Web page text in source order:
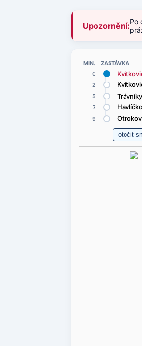
Upozornění:Po
MIN. ZASTÁVKA
0
2
5
7
9